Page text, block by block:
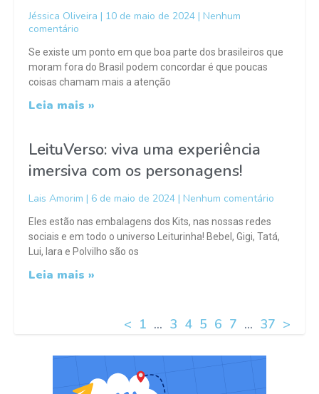
Jéssica Oliveira 10 de maio de 2024
Nenhum
comentário
Se existe um ponto em que boa parte dos brasileiros que
moram fora do Brasil podem concordar é que poucas
coisas chamam mais a atenção
Leia mais »
LeituVerso: viva uma experiência
imersiva com os personagens!
Lais Amorim 6 de maio de 2024 Nenhum comentário
Eles estão nas embalagens dos Kits, nas nossas redes
sociais e em todo o universo Leiturinha! Bebel, Gigi, Tatá,
Lui, Iara e Polvilho são os
Leia mais »
< 1 … 3 4 5 6 7 … 37 >